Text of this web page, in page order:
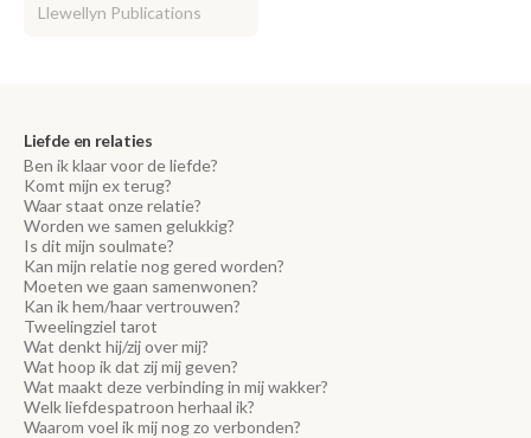
Llewellyn Publications
Liefde en relaties
Ben ik klaar voor de liefde?
Komt mijn ex terug?
Waar staat onze relatie?
Worden we samen gelukkig?
Is dit mijn soulmate?
Kan mijn relatie nog gered worden?
Moeten we gaan samenwonen?
Kan ik hem/haar vertrouwen?
Tweelingziel tarot
Wat denkt hij/zij over mij?
Wat hoop ik dat zij mij geven?
Wat maakt deze verbinding in mij wakker?
Welk liefdespatroon herhaal ik?
Waarom voel ik mij nog zo verbonden?